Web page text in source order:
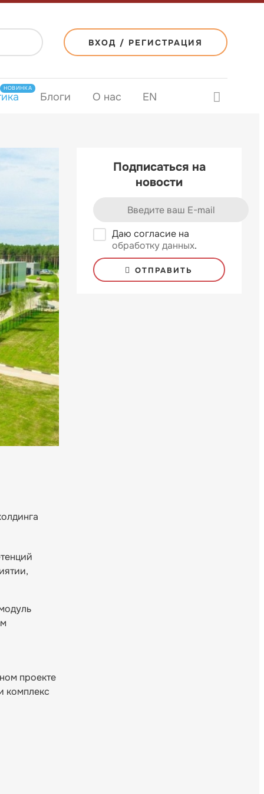
ВХОД / РЕГИСТРАЦИЯ
НОВИНКА
Блоги О нас EN
проекте
комплекс
Подписаться на
новости
Даю согласие на
обработку данных.
ОТПРАВИТЬ